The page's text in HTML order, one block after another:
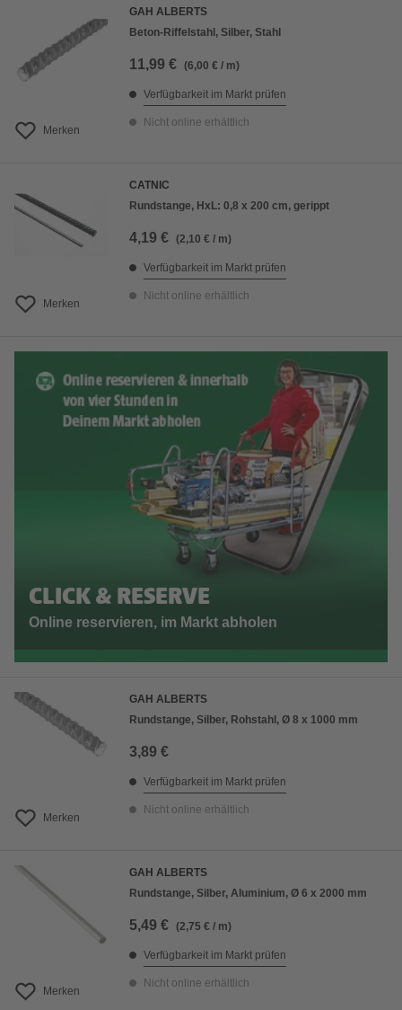
Merken
GAH ALBERTS
Beton-Riffelstahl, Silber, Stahl
11,99 € (6,00 € / m)
Verfügbarkeit im Markt prüfen
Nicht online erhältlich
Merken
CATNIC
Rundstange, HxL: 0,8 x 200 cm, gerippt
4,19 € (2,10 € / m)
Verfügbarkeit im Markt prüfen
Nicht online erhältlich
CLICK & RESERVE
Online reservieren, im Markt abholen
Merken
GAH ALBERTS
Rundstange, Silber, Rohstahl, Ø 8 x 1000 mm
3,89 €
Verfügbarkeit im Markt prüfen
Nicht online erhältlich
Merken
GAH ALBERTS
Rundstange, Silber, Aluminium, Ø 6 x 2000 mm
5,49 € (2,75 € / m)
Verfügbarkeit im Markt prüfen
Nicht online erhältlich